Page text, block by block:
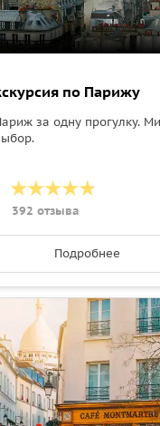
по Парижу
за одну прогулку.
392 отзыва
Подробнее